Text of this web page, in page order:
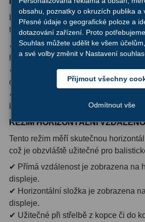
Ostatní1
Paralaktické EQ 19
Fotografické montáže5
Stativy a pilíře3
Objímky 10
Motory a pohony13
Upínací prvky 13
Závaží
Lovecký režim potlačuje rušení
trávou nebo keři mezi vámi a cílem.
✔ Ideální pro měření vzdálenosti k
husté vegetaci.
✔ Horizontální vzdálenost je
displeje.
✔ Aktivace je indikována ikonou
kroužkem.
REŽIM HORIZONTÁLNÍ
Tento režim měří skutečnou
což je obzvláště užitečné pro
✔ Přímá vzdálenost je zobrazena na
displeje.
✔ Horizontální složka je zobrazena
displeje.
✔ Užitečné při střelbě z kopce či do
obsahu, poznatky o okruzích publika a
Přesné údaje o geografické poloze a
dotazování zařízení. Proto
Souhlas můžete udělit ke všem
a své volby změnit v Nastavení
Přijmout všechny
Odmítnout vše